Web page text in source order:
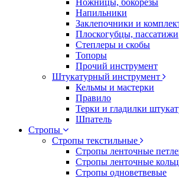
Ножницы, бокорезы
Напильники
Заклепочники и
Плоскогубцы, пассатижи
Степлеры и скобы
Топоры
Прочий инструмент
Штукатурный инструмент
Кельмы и мастерки
Правило
Терки и гладилки
Шпатель
Стропы
Стропы текстильные
Стропы ленточные
Стропы ленточные
Стропы одноветвевые